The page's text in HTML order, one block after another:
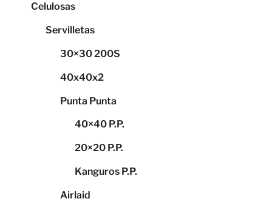
Celulosas
Servilletas
30×30 200S
40x40x2
Punta Punta
40×40 P.P.
20×20 P.P.
Kanguros P.P.
Airlaid